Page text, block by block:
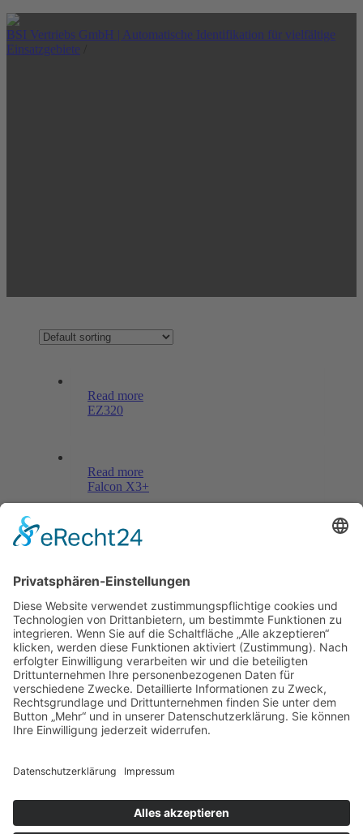
BSI Vertriebs GmbH | Automatische Identifikation für vielfältige
Einsatzgebiete
Read more
EZ320
Read more
Falcon X3+
Menü
Home
Kontakt
AGB
Datenschutzerklärung
Impressum
Anschrift
BSI Vertriebs GmbH
Telefax: 004961521873727
E-Mail: info@bsivertrieb.de